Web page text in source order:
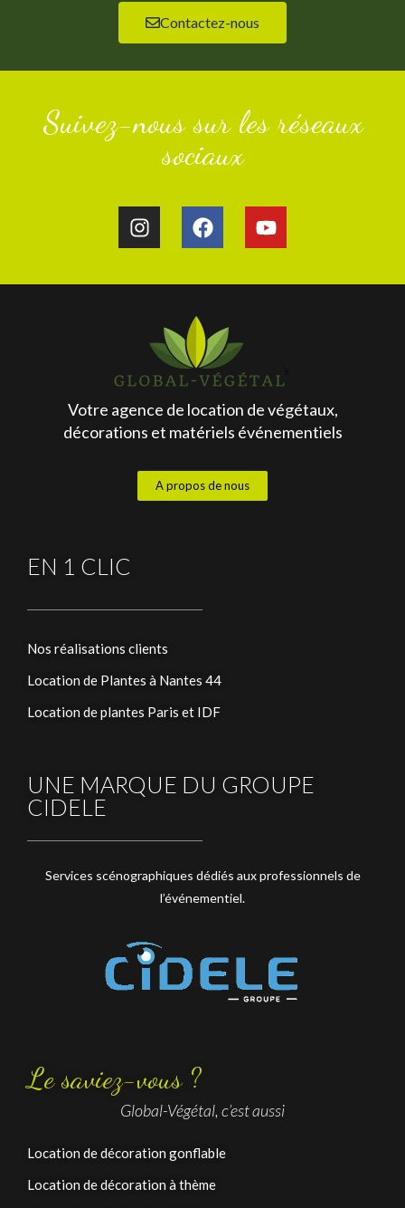
Contactez-nous
Suivez-nous sur les réseaux
sociaux
Votre agence de location de végétaux,
décorations et matériels événementiels
A propos de nous
EN 1 CLIC
Nos réalisations clients
Location de Plantes à Nantes 44
Location de plantes Paris et IDF
UNE MARQUE DU GROUPE
CIDELE
Services scénographiques dédiés aux professionnels de
l’événementiel.
Le saviez-vous ?
Global-Végétal, c’est aussi
Location de décoration gonflable
Location de décoration à thème